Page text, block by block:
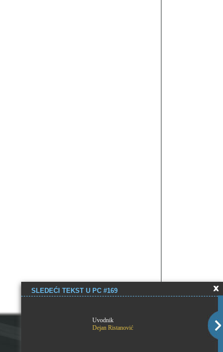
SLEDEĆI TEKST U PC #169
Uvodnik
Dejan Ristanović